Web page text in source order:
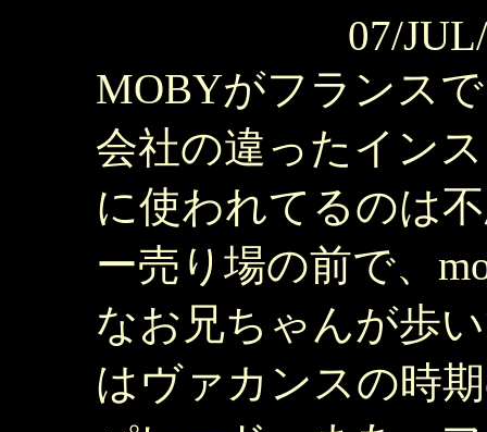
07/
MOBYがフランス
会社の違ったイン
に使われてるのは
ー売り場の前で、
なお兄ちゃんが歩
はヴァカンスの時